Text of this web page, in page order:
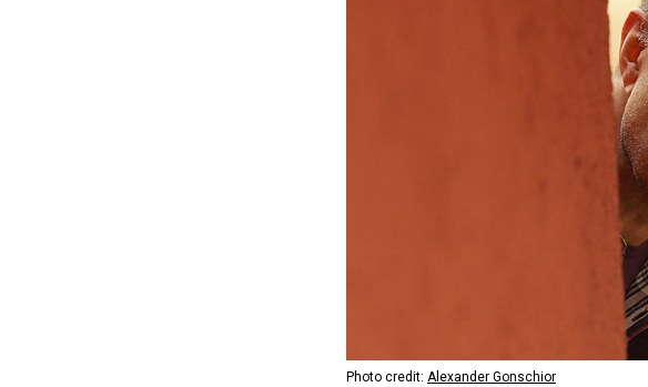
Photo credit: Alexander Gonschior